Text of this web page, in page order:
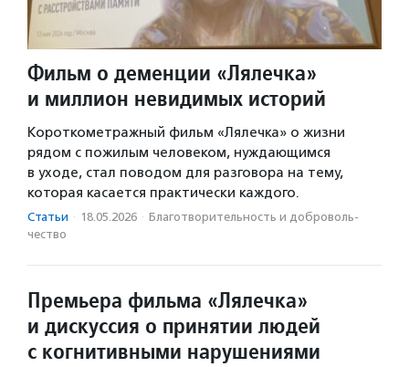
Фильм о деменции «Лялечка»
и миллион невидимых историй
Короткометражный фильм «Лялечка» о жизни
рядом с пожилым человеком, нуждающимся
в уходе, стал поводом для разговора на тему,
которая касается практически каждого.
Статьи · 18.05.2026 · Благотвори­тель­ность и доброволь­
чест­во
Премьера фильма «Лялечка»
и дискуссия о принятии людей
с когнитивными нарушениями